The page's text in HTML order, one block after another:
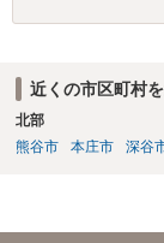
近くの市区町村
北部
熊谷市
本庄市 深谷